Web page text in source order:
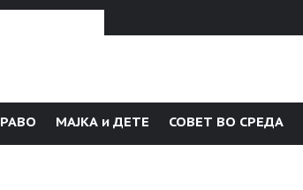
МАЈКА и ДЕТЕ СОВЕТ ВО СРЕДА